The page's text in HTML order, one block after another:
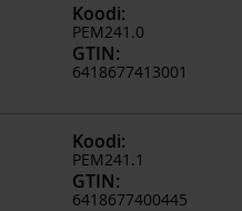
Koodi:
PEM241.0
GTIN:
6418677413001
Koodi:
PEM241.1
GTIN:
6418677400445